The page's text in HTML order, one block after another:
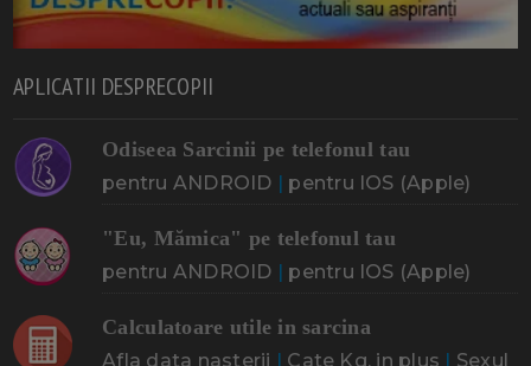
APLICATII DESPRECOPII
Odiseea Sarcinii pe telefonul tau
pentru ANDROID | pentru IOS (Apple)
"Eu, Mămica" pe telefonul tau
pentru ANDROID | pentru IOS (Apple)
Calculatoare utile in sarcina
Afla data nasterii | Cate Kg. in plus | Sexul